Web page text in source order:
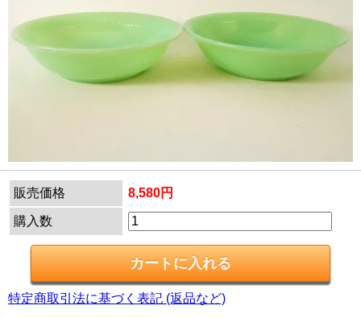
販売価格 8,580円
購入数
特定商取引法に基づく表記 (返品など)